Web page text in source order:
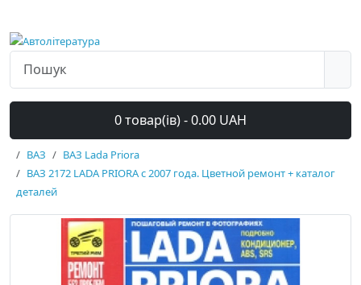
0 товар(ів) - 0.00 UAH
ВАЗ
ВАЗ Lada Priora
ВАЗ 2172 LADA PRIORA с 2007 года. Цветной ремонт + каталог
деталей